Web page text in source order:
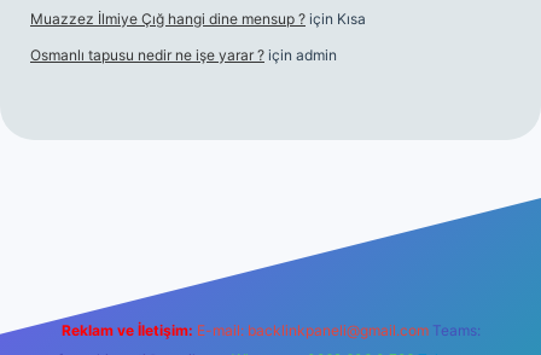
Muazzez İlmiye Çığ hangi dine mensup ? için Kısa
Osmanlı tapusu nedir ne işe yarar ? için admin
Reklam ve İletişim: E-mail: backlinkpaneli@gmail.com Teams: